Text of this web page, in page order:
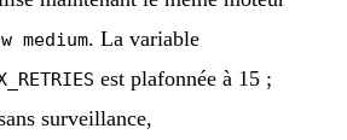
medium. La variable
est plafonnée à 15 ;
surveillance,